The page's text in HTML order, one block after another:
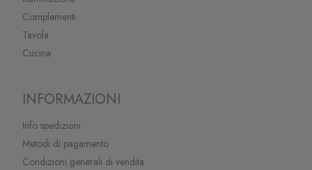
Complementi
Tavola
Cucina
INFORMAZIONI
Info spedizioni
Metodi di pagamento
Condizioni generali di vendita